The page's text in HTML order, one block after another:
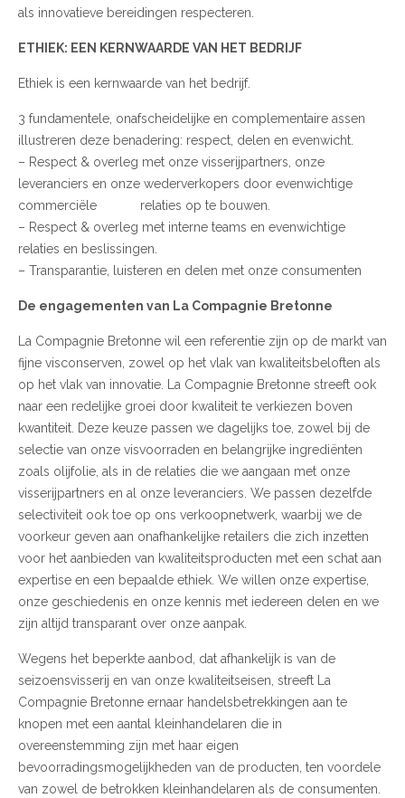
als innovatieve bereidingen respecteren.
ETHIEK: EEN KERNWAARDE VAN HET BEDRIJF
Ethiek is een kernwaarde van het bedrijf.
3 fundamentele, onafscheidelijke en complementaire assen
illustreren deze benadering: respect, delen en evenwicht.
– Respect & overleg met onze visserijpartners, onze
leveranciers en onze wederverkopers door evenwichtige
commerciële relaties op te bouwen.
– Respect & overleg met interne teams en evenwichtige
relaties en beslissingen.
– Transparantie, luisteren en delen met onze consumenten
De engagementen van La Compagnie Bretonne
La Compagnie Bretonne wil een referentie zijn op de markt van
fijne visconserven, zowel op het vlak van kwaliteitsbeloften als
op het vlak van innovatie. La Compagnie Bretonne streeft ook
naar een redelijke groei door kwaliteit te verkiezen boven
kwantiteit. Deze keuze passen we dagelijks toe, zowel bij de
selectie van onze visvoorraden en belangrijke ingrediënten
zoals olijfolie, als in de relaties die we aangaan met onze
visserijpartners en al onze leveranciers. We passen dezelfde
selectiviteit ook toe op ons verkoopnetwerk, waarbij we de
voorkeur geven aan onafhankelijke retailers die zich inzetten
voor het aanbieden van kwaliteitsproducten met een schat aan
expertise en een bepaalde ethiek. We willen onze expertise,
onze geschiedenis en onze kennis met iedereen delen en we
zijn altijd transparant over onze aanpak.
Wegens het beperkte aanbod, dat afhankelijk is van de
seizoensvisserij en van onze kwaliteitseisen, streeft La
Compagnie Bretonne ernaar handelsbetrekkingen aan te
knopen met een aantal kleinhandelaren die in
overeenstemming zijn met haar eigen
bevoorradingsmogelijkheden van de producten, ten voordele
van zowel de betrokken kleinhandelaren als de consumenten.